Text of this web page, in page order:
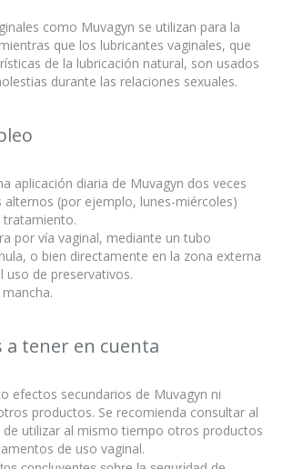
como Muvagyn se utilizan para la
que los lubricantes vaginales, que
de la lubricación natural, son usados
durante las relaciones sexuales.
aplicación diaria de Muvagyn dos veces
alternos (por ejemplo, lunes-miércoles)
tratamiento.
por vía vaginal, mediante un tubo
o bien directamente en la zona externa
uso de preservativos.
a tener en cuenta
efectos secundarios de Muvagyn ni
productos. Se recomienda consultar al
utilizar al mismo tiempo otros productos
de uso vaginal.